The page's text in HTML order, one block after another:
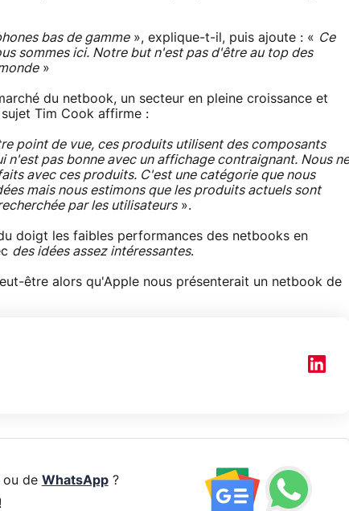
bas de gamme», explique-t-il, puis ajoute : « Ce
sommes ici. Notre but n'est pas d'être au top des
»
du netbook, un secteur en pleine croissance et
Tim Cook affirme :
point de vue, ces produits utilisent des composants
pas bonne avec un affichage contraignant. Nous ne
avec ces produits. C'est une catégorie que nous
mais nous estimons que les produits actuels sont
par les utilisateurs».
doigt les faibles performances des netbooks en
des idées assez intéressantes.
être alors qu'Apple nous présenterait un netbook de
de WhatsApp?